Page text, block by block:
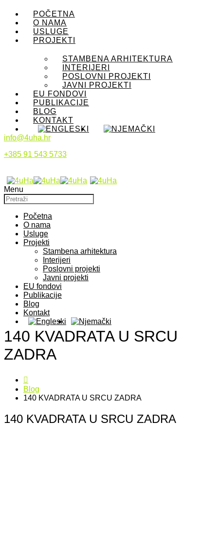
POČETNA
O NAMA
USLUGE
PROJEKTI
STAMBENA ARHITEKTURA
INTERIJERI
POSLOVNI PROJEKTI
JAVNI PROJEKTI
EU FONDOVI
PUBLIKACIJE
BLOG
KONTAKT
info@4uha.hr
+385 91 543 5733
Menu
Početna
O nama
Usluge
Projekti
Stambena arhitektura
Interijeri
Poslovni projekti
Javni projekti
EU fondovi
Publikacije
Blog
Kontakt
140 KVADRATA U SRCU
ZADRA
Blog
140 KVADRATA U SRCU ZADRA
140 KVADRATA U SRCU ZADRA